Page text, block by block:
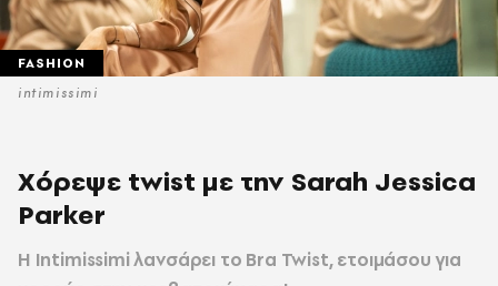
intimissimi
FASHION
Χόρεψε twist με την Sarah Jessica
Parker
Η Intimissimi λανσάρει το Bra Twist, ετοιμάσου για